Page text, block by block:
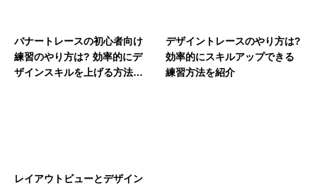
バナートレースの初心者向け
練習のやり方は? 効率的にデ
ザインスキルを上げる方法を
デザイントレースのやり方は?
効率的にスキルアップできる
練習方法を紹介
レイアウトビューとデザイン